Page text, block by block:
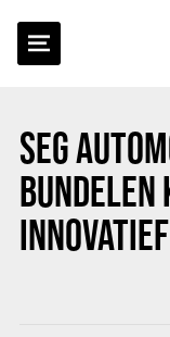
SEG
BUNDELEN
TERUG NAAR